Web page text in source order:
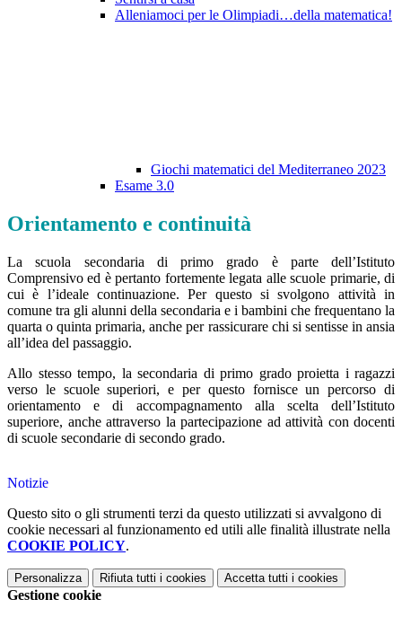
Alleniamoci per le Olimpiadi…della matematica!
Giochi matematici del Mediterraneo 2023
Esame 3.0
Orientamento e continuità
La scuola secondaria di primo grado è parte dell’Istituto
Comprensivo ed è pertanto fortemente legata alle scuole primarie, di
cui è l’ideale continuazione. Per questo si svolgono attività in
comune tra gli alunni della secondaria e i bambini che frequentano la
quarta o quinta primaria, anche per rassicurare chi si sentisse in ansia
all’idea del passaggio.
Allo stesso tempo, la secondaria di primo grado proietta i ragazzi
verso le scuole superiori, e per questo fornisce un percorso di
orientamento e di accompagnamento alla scelta dell’Istituto
superiore, anche attraverso la partecipazione ad attività con docenti
di scuole secondarie di secondo grado.
Notizie
Questo sito o gli strumenti terzi da questo utilizzati si avvalgono di
cookie necessari al funzionamento ed utili alle finalità illustrate nella
COOKIE POLICY.
Personalizza Rifiuta tutti i cookies Accetta tutti i cookies
Gestione cookie